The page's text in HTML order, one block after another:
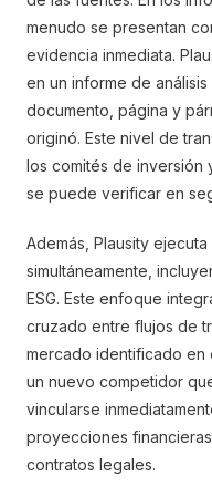
menudo se presentan
evidencia inmediata.
en un informe de
documento, página y
originó. Este nivel de
los comités de inversión
se puede verificar en
Además, Plausity
simultáneamente,
ESG. Este enfoque
cruzado entre flujos de
mercado identificado en
un nuevo competidor
vincularse
proyecciones
contratos legales.